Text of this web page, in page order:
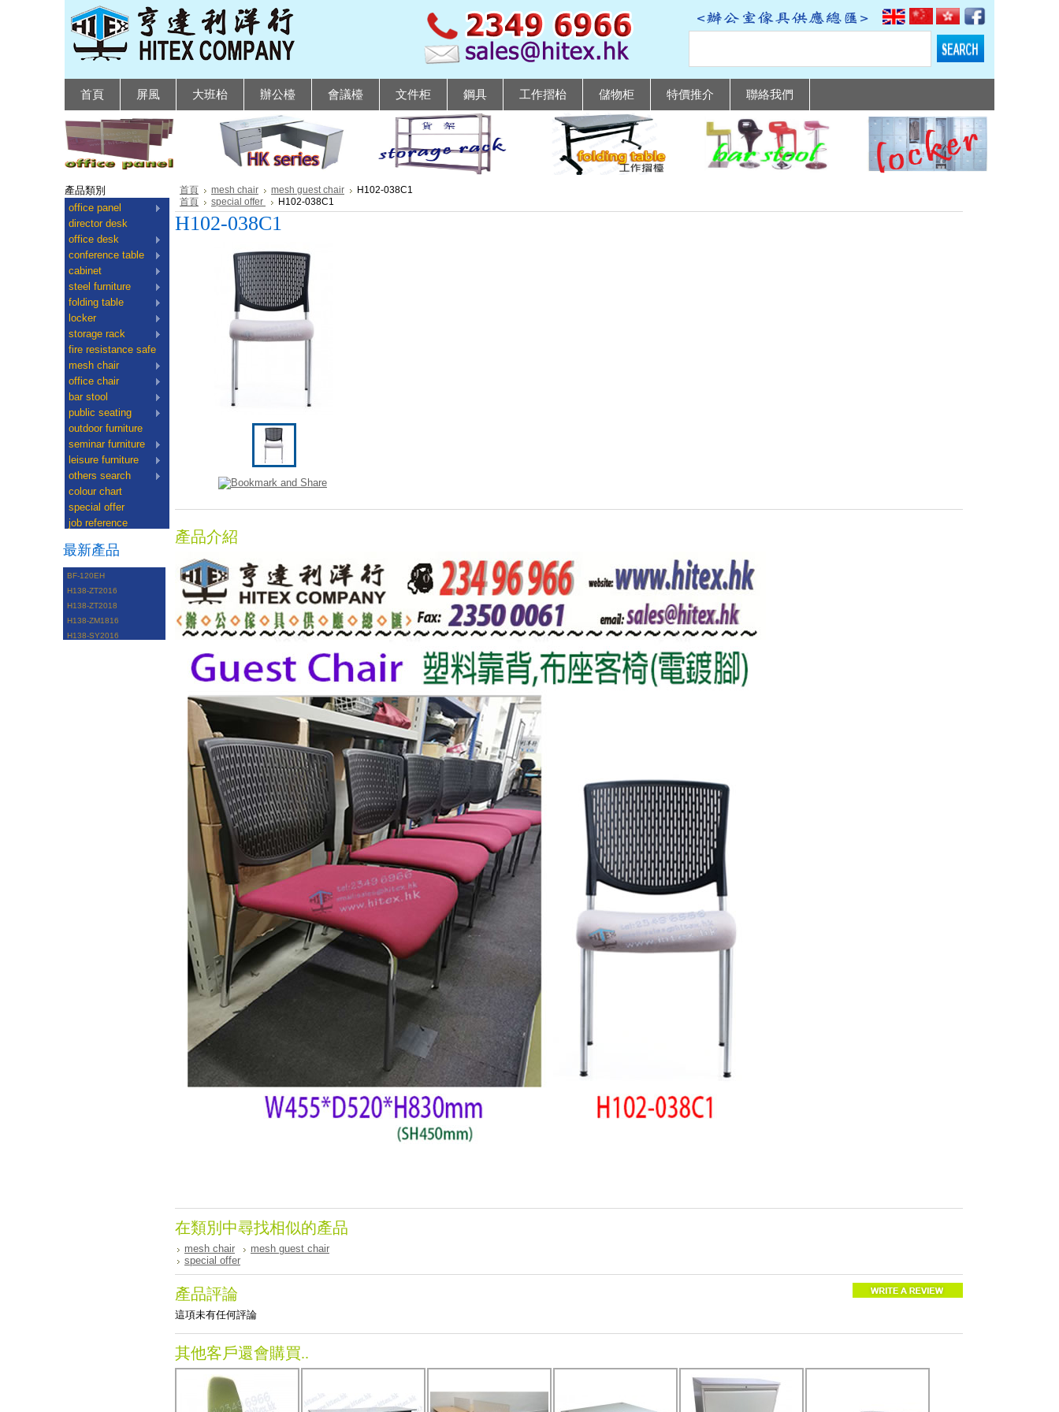
首頁 屏風 大班枱 辦公檯 會議檯 文件柜 鋼具 工作摺枱 儲物柜 特價推介 聯絡我們
產品類別
office panel
director desk
office desk
conference table
cabinet
steel furniture
folding table
locker
storage rack
fire resistance safe
mesh chair
office chair
bar stool
public seating
outdoor furniture
seminar furniture
leisure furniture
others search
colour chart
special offer
job reference
最新產品
BF-120EH
H138-ZT2016
H138-ZT2018
H138-ZM1816
H138-SY2016
首頁 mesh chair mesh guest chair
H102-038C1
首頁
special offer H102-038C1
H102-038C1
產品介紹
在類別中尋找相似的產品
mesh chair
mesh guest chair
special offer
產品評論
這項未有任何評論
其他客戶還會購買..